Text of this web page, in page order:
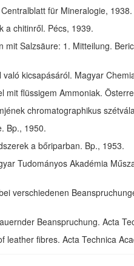
für Mineralogie, 1938.
a chitinről. Pécs, 1939.
mit Salzsäure: 1. Mitteilung.
kicsapásáról. Magyar
mit flüssigem Ammoniak.
chromatographikus
Bp., 1950.
a bőriparban. Bp., 1953.
Tudományos Akadémia
verschiedenen
Beanspruchung. Acta
leather fibres. Acta Technica